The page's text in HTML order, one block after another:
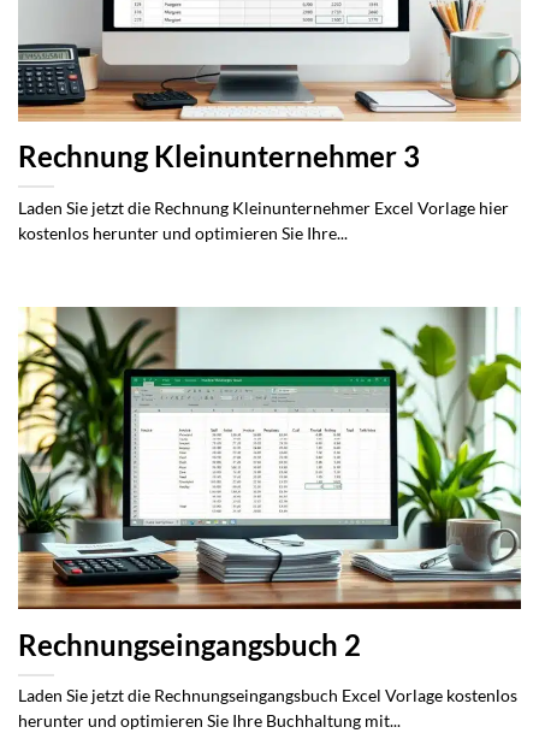
Rechnung Kleinunternehmer 3
Laden Sie jetzt die Rechnung Kleinunternehmer Excel Vorlage hier
kostenlos herunter und optimieren Sie Ihre...
Rechnungseingangsbuch 2
Laden Sie jetzt die Rechnungseingangsbuch Excel Vorlage kostenlos
herunter und optimieren Sie Ihre Buchhaltung mit...